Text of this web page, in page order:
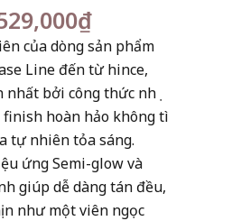
₫Giá
hiện
tại
là:
529,000₫.
của dòng sản phẩm
Line đến từ hince,
bởi công thức nhẹ
hoàn hảo không tì
tự nhiên tỏa sáng.
ứng Semi-glow và
giúp dễ dàng tán đều,
như một viên ngọc